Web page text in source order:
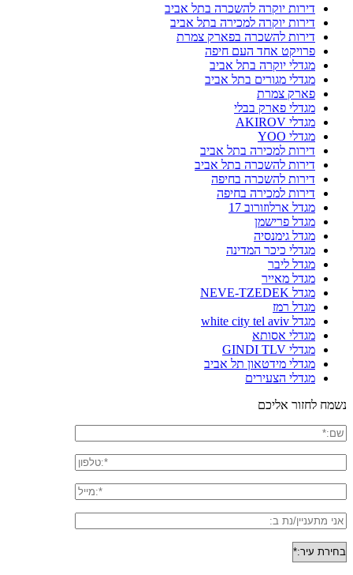
דירות יוקרה להשכרה בתל אביב
דירות יוקרה למכירה בתל אביב
דירות להשכרה בפארק צמרת
פרויקט אחד העם חיפה
מגדלי יוקרה בתל אביב
מגדלי מגורים בתל אביב
פארק צמרת
מגדלי פארק בבלי
מגדלי AKIROV
מגדלי YOO
דירות למכירה בתל אביב
דירות להשכרה בתל אביב
דירות להשכרה בחיפה
דירות למכירה בחיפה
מגדל ארלוזורוב 17
מגדל פרישמן
מגדל גימנסיה
מגדלי כיכר המדינה
מגדל ליבר
מגדל מאייר
מגדל NEVE-TZEDEK
מגדל רמז
מגדל white city tel aviv
מגדלי אסותא
מגדלי GINDI TLV
מגדלי מידטאון תל אביב
מגדלי הצעירים
נשמח לחזור אליכם